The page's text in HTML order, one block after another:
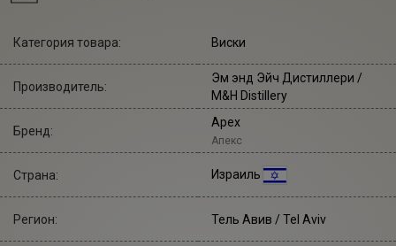
Категория товара: Виски
Производитель:
Эм энд Эйч Дистиллери /
M&H Distillery
Бренд:
Apex
Апекс
Страна: Израиль
Регион: Тель Авив / Tel Aviv